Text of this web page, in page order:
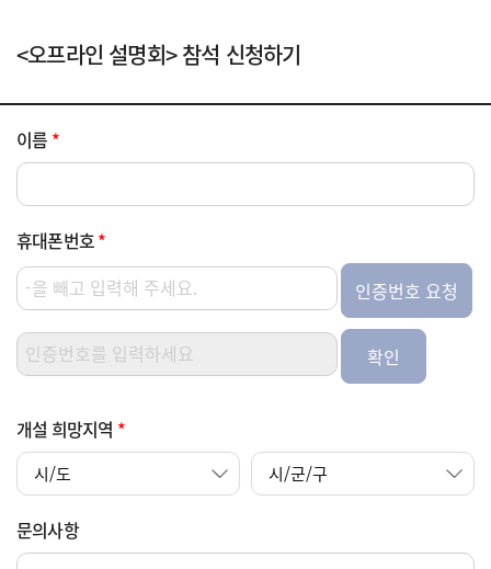
<오프라인 설명회> 참석 신청하기
이름 *
휴대폰번호*
인증번호 요청
확인
개설 희망지역 *
문의사항